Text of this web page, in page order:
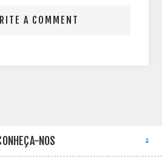
A COMMENT
NOS